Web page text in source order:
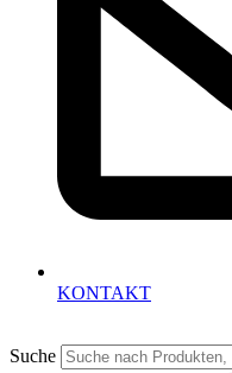
KONTAKT
Suche